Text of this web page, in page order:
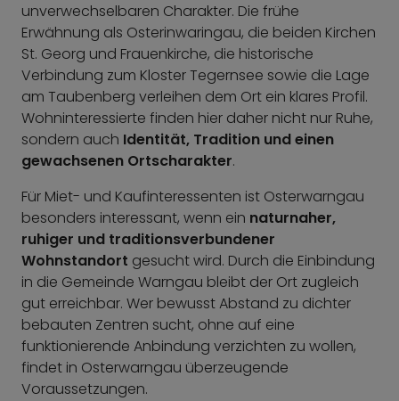
unverwechselbaren Charakter. Die frühe
Erwähnung als Osterinwaringau, die beiden Kirchen
St. Georg und Frauenkirche, die historische
Verbindung zum Kloster Tegernsee sowie die Lage
am Taubenberg verleihen dem Ort ein klares Profil.
Wohninteressierte finden hier daher nicht nur Ruhe,
sondern auch Identität, Tradition und einen
gewachsenen Ortscharakter.
Für Miet- und Kaufinteressenten ist Osterwarngau
besonders interessant, wenn ein naturnaher,
ruhiger und traditionsverbundener
Wohnstandort gesucht wird. Durch die Einbindung
in die Gemeinde Warngau bleibt der Ort zugleich
gut erreichbar. Wer bewusst Abstand zu dichter
bebauten Zentren sucht, ohne auf eine
funktionierende Anbindung verzichten zu wollen,
findet in Osterwarngau überzeugende
Voraussetzungen.